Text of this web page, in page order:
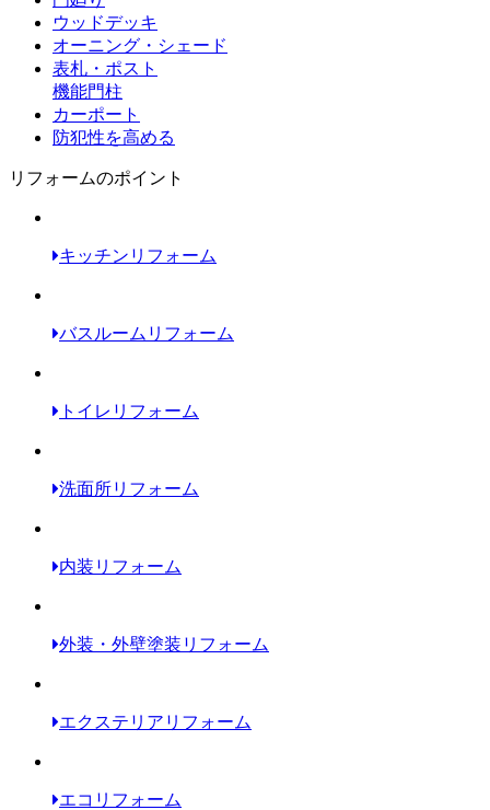
ウッドデッキ
オーニング・シェード
表札・ポスト
機能門柱
カーポート
防犯性を高める
リフォームのポイント
キッチンリフォーム
バスルームリフォーム
トイレリフォーム
洗面所リフォーム
内装リフォーム
外装・外壁塗装リフォーム
エクステリアリフォーム
エコリフォーム